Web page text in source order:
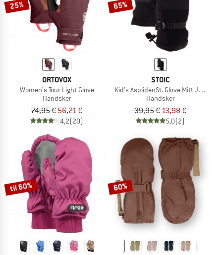
25%
ORTOVOX
Women's Tour Light Glove
Handsker
74,95 € 56,21 €
4,2(20)
65%
STOIC
Kid's AsplidenSt. Glove Mitt Junior
Handsker
39,95 € 13,98 €
5,0(2)
til 60% 60%